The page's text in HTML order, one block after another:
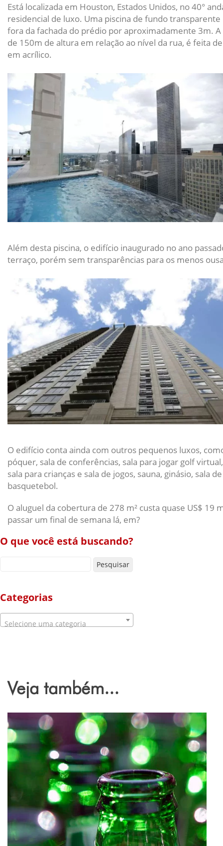
O que você está buscando?
Categorias
Selecione uma categoria
Está localizada em Houston, Estados Unidos, no 40°
residencial de luxo. Uma piscina de fundo
fora da fachada do prédio por aproximadamente 3m. A
de 150m de altura em relação ao nível da rua, é feita
em acrílico.
Além desta piscina, o edifício inaugurado no ano
terraço, porém sem transparências para os menos
O edifício conta ainda com outros pequenos luxos,
póquer, sala de conferências, sala para jogar golf
sala para crianças e sala de jogos, sauna, ginásio, sala
basquetebol.
O aluguel da cobertura de 278 m² custa quase US$ 19
passar um final de semana lá, em?
Veja também...